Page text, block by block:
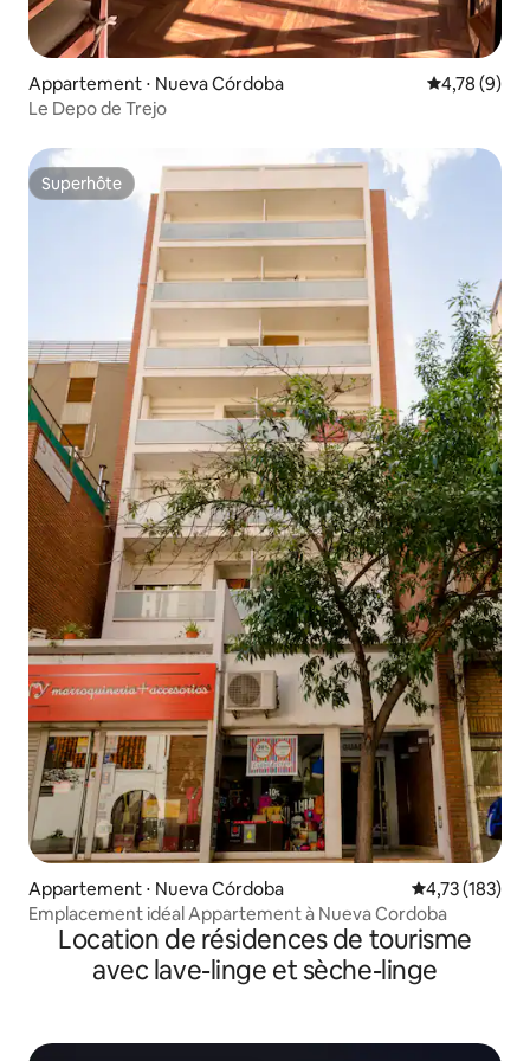
Appartement ⋅ Nueva Córdoba Évaluation
4,78 (9)
Le Depo de Trejo
Superhôte
Superhôte
Appartement ⋅ Nueva Córdoba Évaluation
4,73 (183)
Emplacement idéal Appartement à Nueva Cordoba
Location de résidences de tourisme
avec lave-linge et sèche-linge